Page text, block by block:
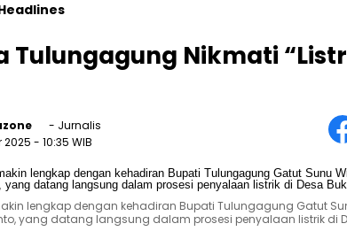
Tulungagung Nikmati
- Jurnalis
2025 - 10:35 WIB
lengkap dengan kehadiran Bupati Tulungagung Gatut
yang datang langsung dalam prosesi penyalaan listrik di